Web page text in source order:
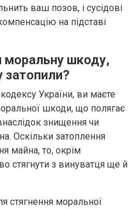
ваш позов, і сусідові
на підставі
моральну шкоду,
України, ви маєте
шкоди, що полягає
знищення чи
Оскільки затоплення
майна, то, окрім
стягнути з винуватця ще й
стягнення моральної